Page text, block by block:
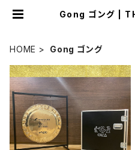
Gong ゴング |
HOME Gong ゴング